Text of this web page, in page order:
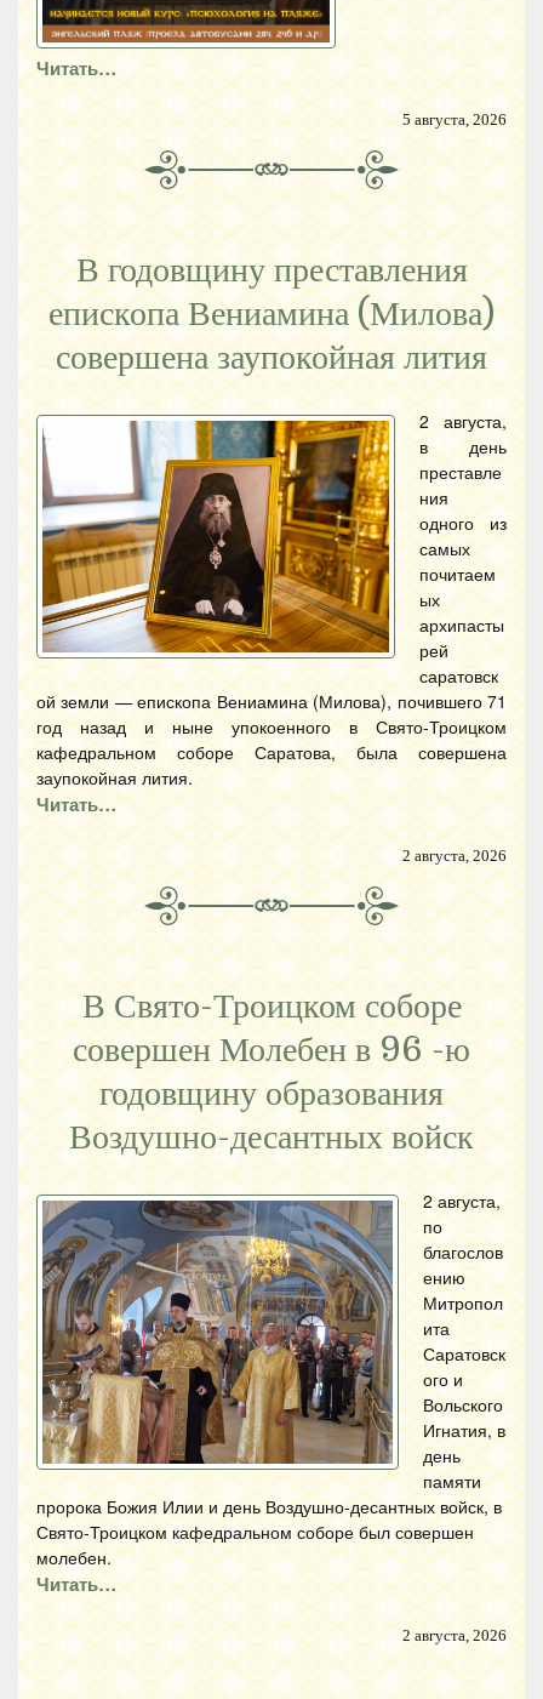
Читать…
5 августа, 2026
В годовщину преставления
епископа Вениамина (Милова)
совершена заупокойная лития
2 августа,
в день
преставле
ния
одного из
самых
почитаем
ых
архипасты
рей
саратовск
ой земли — епископа Вениамина (Милова), почившего 71
год назад и ныне упокоенного в Свято-Троицком
кафедральном соборе Саратова, была совершена
заупокойная лития.
Читать…
2 августа, 2026
В Свято-Троицком соборе
совершен Молебен в 96 -ю
годовщину образования
Воздушно-десантных войск
2 августа,
по
благослов
ению
Митропол
ита
Саратовск
ого и
Вольского
Игнатия, в
день
памяти
пророка Божия Илии и день Воздушно-десантных войск, в
Свято-Троицком кафедральном соборе был совершен
молебен.
Читать…
2 августа, 2026